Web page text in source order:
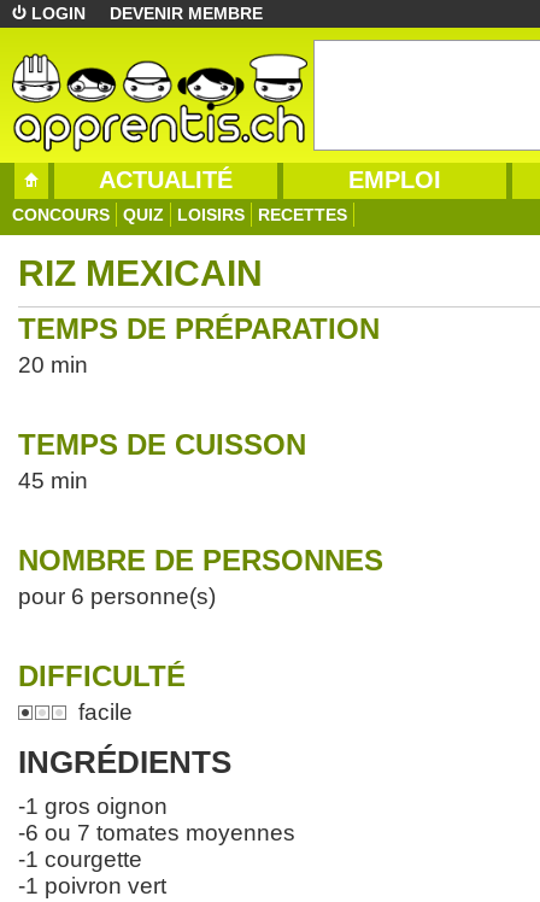
LOGIN DEVENIR MEMBRE
ACTUALITÉ EMPLOI
CONCOURS QUIZ LOISIRS RECETTES
RIZ MEXICAIN
TEMPS DE PRÉPARATION
20 min
TEMPS DE CUISSON
45 min
NOMBRE DE PERSONNES
pour 6 personne(s)
DIFFICULTÉ
facile
INGRÉDIENTS
-1 gros oignon
-6 ou 7 tomates moyennes
-1 courgette
-1 poivron vert